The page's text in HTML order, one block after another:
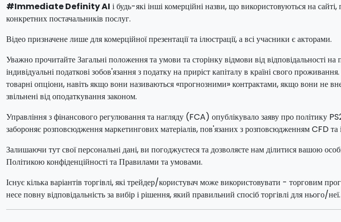
#Immediate Definity AI і будь-які інші комерційні назви, що використовуються на
конкретних постачальників послуг.
Відео призначене лише для комерційної презентації та ілюстрації, а всі учасники є акторами.
Уважно прочитайте Загальні положення та умови та сторінку відмови від відповідальності
індивідуальні податкові зобов'язання з податку на приріст капіталу в країні свого
товарні опціони, навіть якщо вони називаються «прогнозними» контрактами, якщо вони не
звільнені від оподаткування законом.
Управління з фінансового регулювання та нагляду (FCA) опублікувало заяву про
забороняє розповсюдження маркетингових матеріалів, пов'язаних з розповсюдженням CFD
Залишаючи тут свої персональні дані, ви погоджуєтеся та дозволяєте нам ділитися вашою
Політикою конфіденційності та Правилами та умовами.
Існує кілька варіантів торгівлі, які трейдер/користувач може використовувати - торговим
несе повну відповідальність за вибір і рішення, який правильний спосіб торгівлі для нього/неї.